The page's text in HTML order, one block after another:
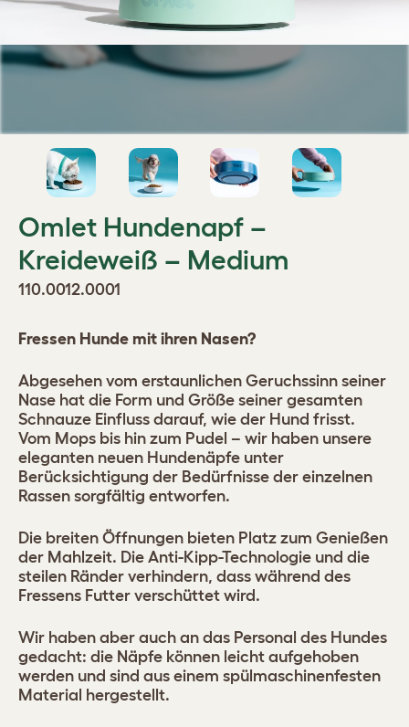
Omlet Hundenapf –
Kreideweiß – Medium
110.0012.0001
Fressen Hunde mit ihren Nasen?
Abgesehen vom erstaunlichen Geruchssinn seiner
Nase hat die Form und Größe seiner gesamten
Schnauze Einfluss darauf, wie der Hund frisst.
Vom Mops bis hin zum Pudel – wir haben unsere
eleganten neuen Hundenäpfe unter
Berücksichtigung der Bedürfnisse der einzelnen
Rassen sorgfältig entworfen.
Die breiten Öffnungen bieten Platz zum Genießen
der Mahlzeit. Die Anti-Kipp-Technologie und die
steilen Ränder verhindern, dass während des
Fressens Futter verschüttet wird.
Wir haben aber auch an das Personal des Hundes
gedacht: die Näpfe können leicht aufgehoben
werden und sind aus einem spülmaschinenfesten
Material hergestellt.